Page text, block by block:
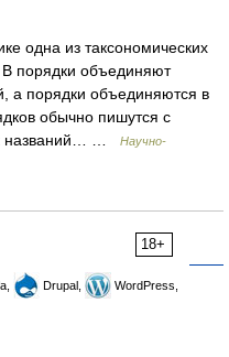
одна из таксономических
порядки объединяют
а порядки объединяются в
обычно пишутся с
названий… …
Научно-
18+
Drupal,
WordPress,